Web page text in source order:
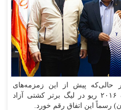
حالی‌که پیش از این زمزمه‌های
آبی‌پوش شدن قهرمان المپیک ۲۰۱۶ ریو در لیگ برتر کشتی آزاد